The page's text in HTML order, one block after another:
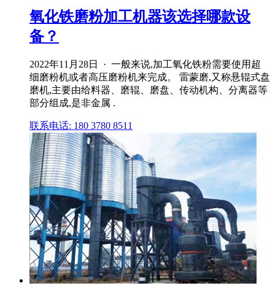
氧化铁磨粉加工机器该选择哪款设
备？
2022年11月28日 · 一般来说,加工氧化铁粉需要使用超
细磨粉机或者高压磨粉机来完成。 雷蒙磨,又称悬辊式盘
磨机,主要由给料器、磨辊、磨盘、传动机构、分离器等
部分组成,是非金属 .
联系电话: 180 3780 8511